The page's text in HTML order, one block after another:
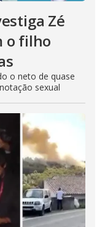
Zé
o filho
o neto de quase
sexual